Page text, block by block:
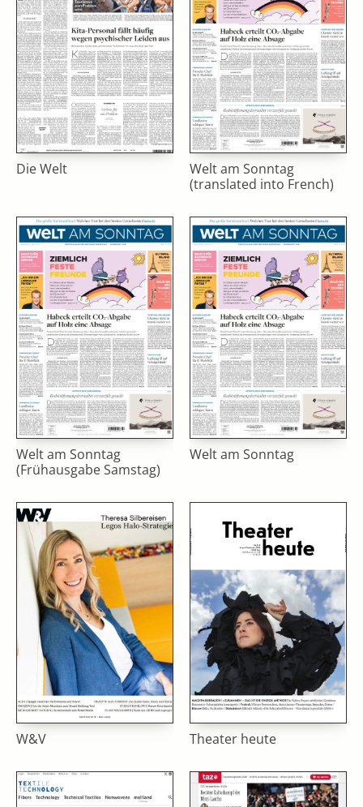
Die Welt
Welt am Sonntag
(translated into French)
Welt am Sonntag
(Frühausgabe Samstag)
Welt am Sonntag
W&V Theater heute